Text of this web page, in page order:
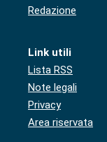
Redazione
Link utili
Lista RSS
Note legali
Privacy
Area riservata